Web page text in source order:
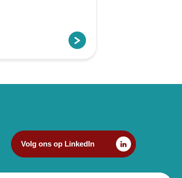
Volg ons op LinkedIn